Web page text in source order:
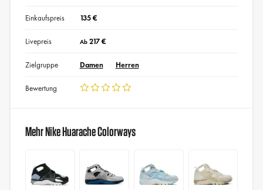
Einkaufspreis 135 €
Livepreis Ab217 €
Zielgruppe Damen Herren
Bewertung
Mehr Nike Huarache Colorways